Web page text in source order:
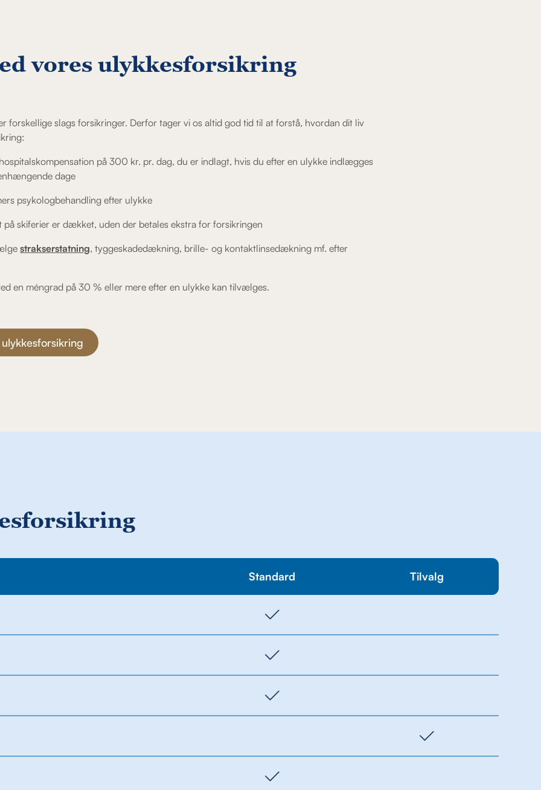
vores ulykkesforsikring
forskellige slags forsikringer. Derfor tager vi os altid god tid til at forstå, hvordan dit liv
på 300 kr. pr. dag, du er indlagt, hvis du efter en ulykke indlægges
dage
psykologbehandling efter ulykke
skiferier er dækket, uden der betales ekstra for forsikringen
strakserstatning, tyggeskadedækning, brille- og kontaktlinsedækning mf. efter
en méngrad på 30 % eller mere efter en ulykke kan tilvælges.
Standard Tilvalg